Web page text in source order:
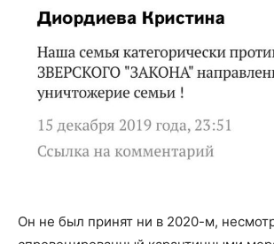
Он не был принят ни в 2020-м,